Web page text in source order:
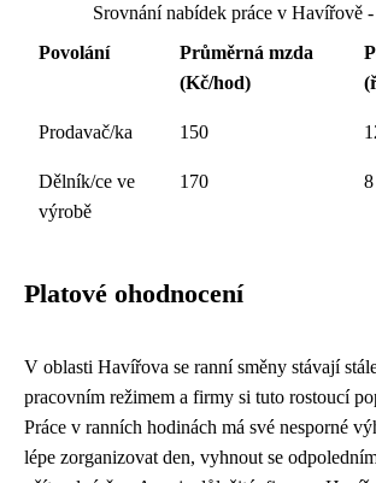
Srovnání nabídek práce v Havířově
Povolání
Průměrná mzda
(Kč/hod)
Prodavač/ka 150
Dělník/ce ve
výrobě
170 8
Platové ohodnocení
V oblasti Havířova se ranní směny stávají
pracovním režimem a firmy si tuto rostoucí
Práce v ranních hodinách má své nesporné
lépe zorganizovat den, vyhnout se